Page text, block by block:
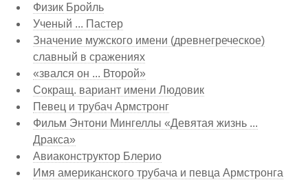
Физик Бройль
Ученый ... Пастер
Значение мужского имени (древнегреческое)
славный в сражениях
«звался он ... Второй»
Сокращ. вариант имени Людовик
Певец и трубач Армстронг
Фильм Энтони Мингеллы «Девятая жизнь ...
Дракса»
Авиаконструктор Блерио
Имя американского трубача и певца Армстронга